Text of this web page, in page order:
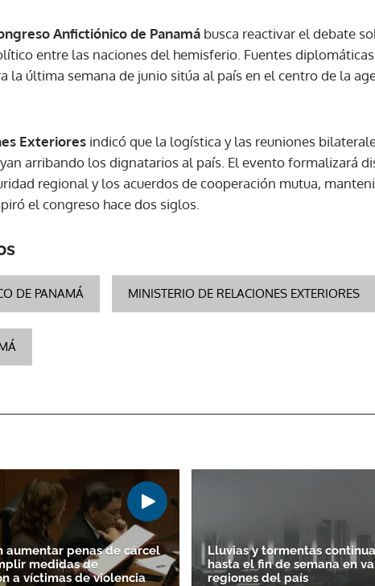
Anfictiónico de Panamá busca reactivar el debate
entre las naciones del hemisferio. Fuentes
la última semana de junio sitúa al país en el centro de la
Exteriores indicó que la logística y las reuniones
arribando los dignatarios al país. El evento formalizará
regional y los acuerdos de cooperación mutua,
el congreso hace dos siglos.
DE PANAMÁ MINISTERIO DE RELACIONES EXTERIORES
aumentar penas de cárcel
medidas de
a víctimas de violencia
Lluvias y tormentas
hasta el fin de semana en
regiones del país